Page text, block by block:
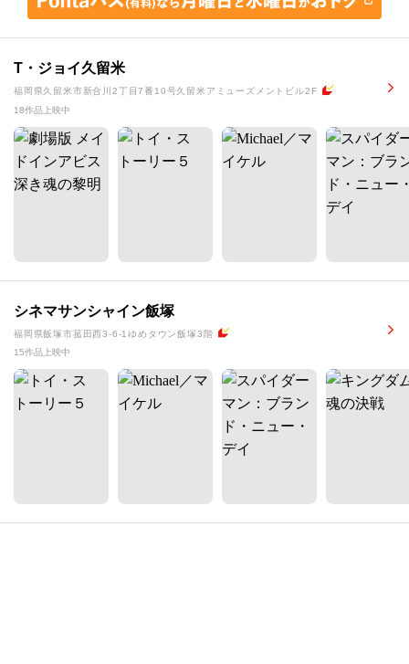
T・ジョイ久留米
福岡県久留米市新合川2丁目7番10号久留米アミューズメントビル2F
18作品上映中
シネマサンシャイン飯塚
福岡県飯塚市菰田西3-6-1ゆめタウン飯塚3階
15作品上映中